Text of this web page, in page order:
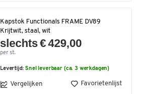
Kapstok Functionals FRAME DV89
Krijtwit, staal, wit
slechts € 429,00
per st.
Levertijd:Snel leverbaar (ca. 3 werkdagen)
Vergelijken Favorietenlijst